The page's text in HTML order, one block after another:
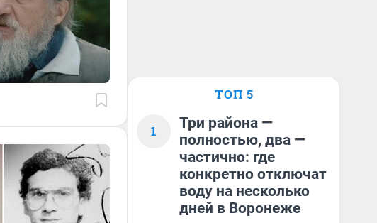
ТОП 5
1
Три района —
полностью, два —
частично: где
конкретно отключат
воду на несколько
дней в Воронеже